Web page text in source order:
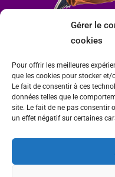
Gérer le
cookies
Pour offrir les meilleures
que les cookies pour stocker
Le fait de consentir à ces
données telles que le
site. Le fait de ne pas consentir
un effet négatif sur certaines
Mairie de Condrieu |